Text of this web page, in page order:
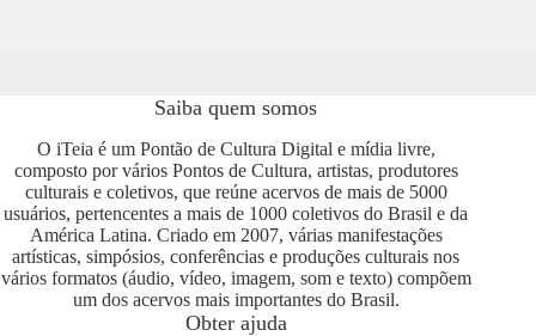
Saiba quem somos
O iTeia é um Pontão de Cultura Digital e mídia livre,
composto por vários Pontos de Cultura, artistas, produtores
culturais e coletivos, que reúne acervos de mais de 5000
usuários, pertencentes a mais de 1000 coletivos do Brasil e da
América Latina. Criado em 2007, várias manifestações
artísticas, simpósios, conferências e produções culturais nos
vários formatos (áudio, vídeo, imagem, som e texto) compõem
um dos acervos mais importantes do Brasil.
Obter ajuda